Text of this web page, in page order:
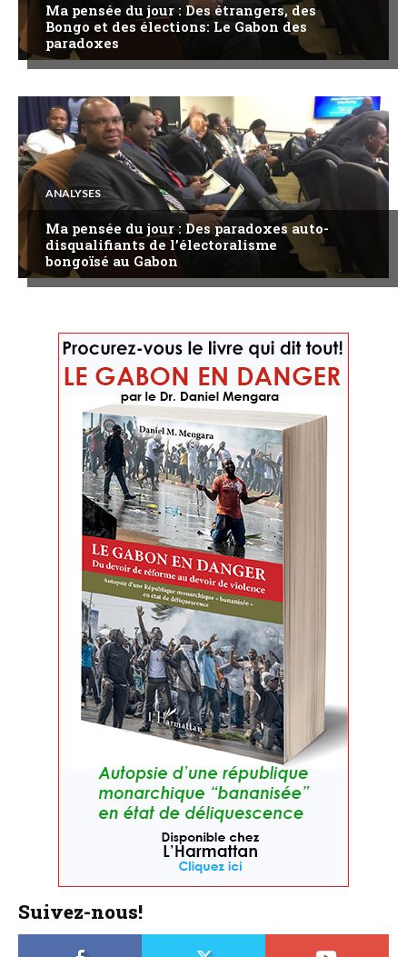
Ma pensée du jour : Des étrangers, des
Bongo et des élections: Le Gabon des
paradoxes
ANALYSES
Ma pensée du jour : Des paradoxes auto-
disqualifiants de l’électoralisme
bongoïsé au Gabon
Suivez-nous!